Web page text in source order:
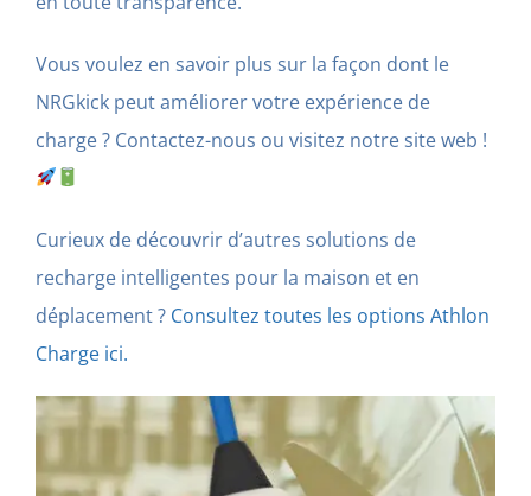
Vous voulez en savoir plus sur la façon dont le
NRGkick peut améliorer votre expérience de
charge ? Contactez-nous ou visitez notre site web !
Curieux de découvrir d’autres solutions de
recharge intelligentes pour la maison et en
déplacement ? Consultez toutes les options Athlon
Charge ici.